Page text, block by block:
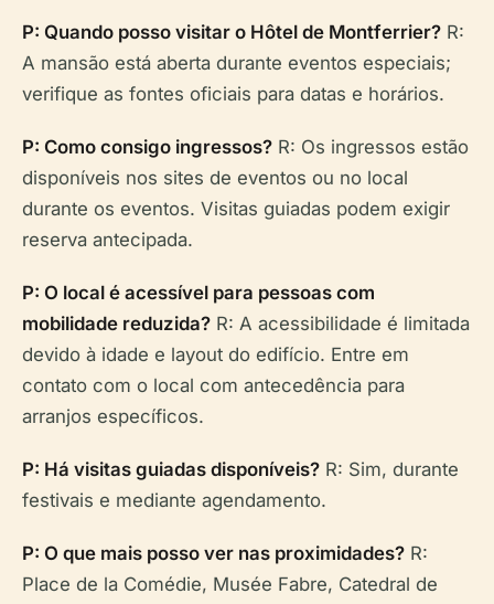
P: Quando posso visitar o Hôtel de Montferrier? R:
A mansão está aberta durante eventos especiais;
verifique as fontes oficiais para datas e horários.
P: Como consigo ingressos? R: Os ingressos estão
disponíveis nos sites de eventos ou no local
durante os eventos. Visitas guiadas podem exigir
reserva antecipada.
P: O local é acessível para pessoas com
mobilidade reduzida? R: A acessibilidade é limitada
devido à idade e layout do edifício. Entre em
contato com o local com antecedência para
arranjos específicos.
P: Há visitas guiadas disponíveis? R: Sim, durante
festivais e mediante agendamento.
P: O que mais posso ver nas proximidades? R:
Place de la Comédie, Musée Fabre, Catedral de